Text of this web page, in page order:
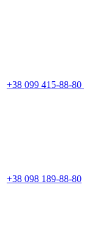
+38 099 415-88-80
+38 098 189-88-80